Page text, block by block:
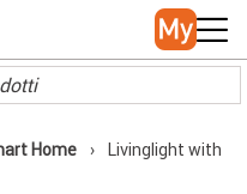
Home
Livinglight with